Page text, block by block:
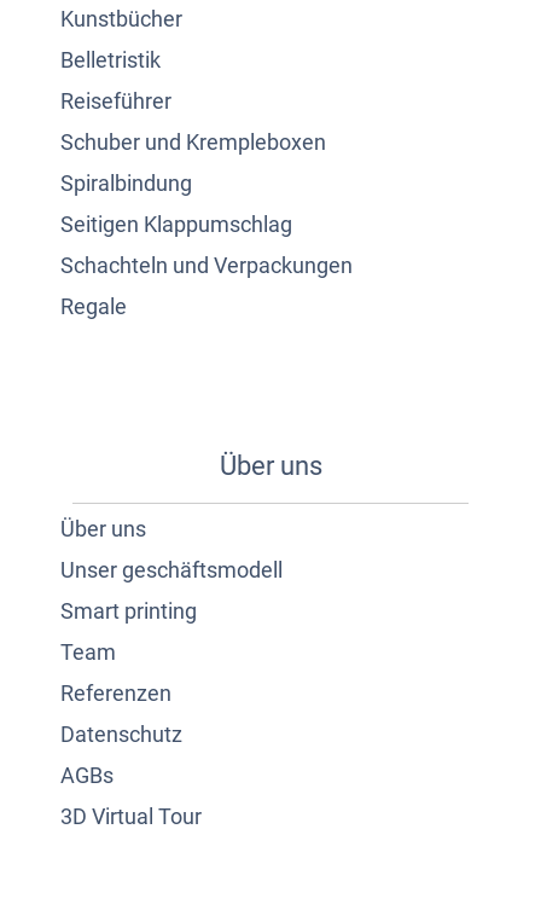
Kunstbücher
Belletristik
Reiseführer
Schuber und Krempleboxen
Spiralbindung
Seitigen Klappumschlag
Schachteln und Verpackungen
Regale
Über uns
Über uns
Unser geschäftsmodell
Smart printing
Team
Referenzen
Datenschutz
AGBs
3D Virtual Tour